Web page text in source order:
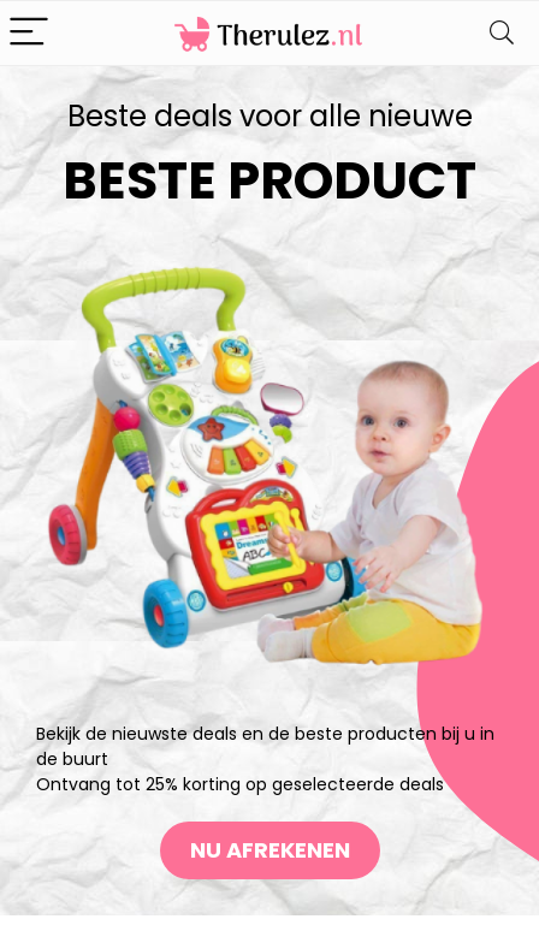
Beste deals voor alle nieuwe
BESTE PRODUCT
Bekijk de nieuwste deals en de beste producten bij u in
de buurt
Ontvang tot 25% korting op geselecteerde deals
NU AFREKENEN